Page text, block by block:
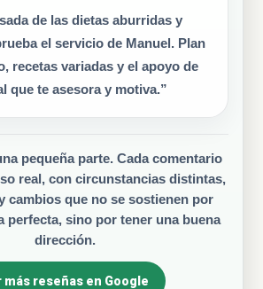
de las dietas aburridas y
el servicio de Manuel. Plan
recetas variadas y el apoyo de
que te asesora y motiva.”
pequeña parte. Cada comentario
real, con circunstancias distintas,
cambios que no se sostienen por
perfecta, sino por tener una buena
dirección.
más reseñas en Google